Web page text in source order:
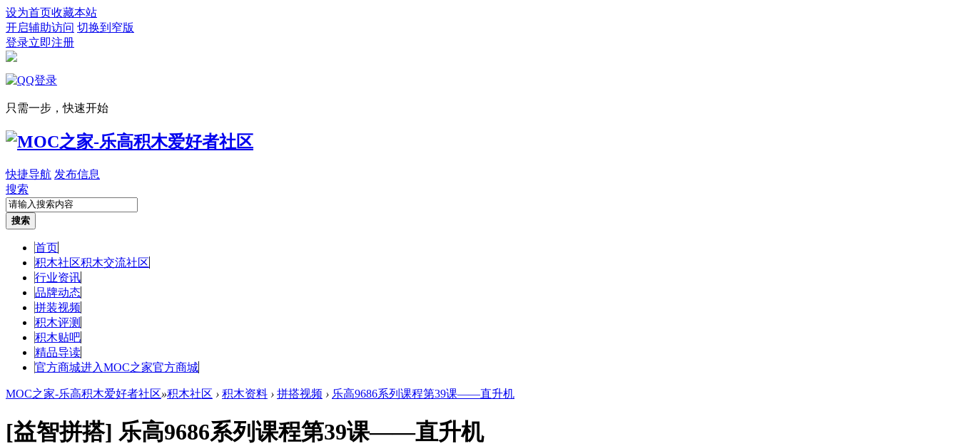
设为首页收藏本站
开启辅助访问 切换到窄版
登录立即注册
只需一步，快速开始
快捷导航 发布信息
搜索
搜索
首页
积木社区积木交流社区
行业资讯
品牌动态
拼装视频
积木评测
积木贴吧
精品导读
官方商城进入MOC之家官方商城
MOC之家-乐高积木爱好者社区»积木社区 › 积木资料 › 拼搭视频 › 乐高9686系列课程第39课——直升机
[益智拼搭] 乐高9686系列课程第39课——直升机